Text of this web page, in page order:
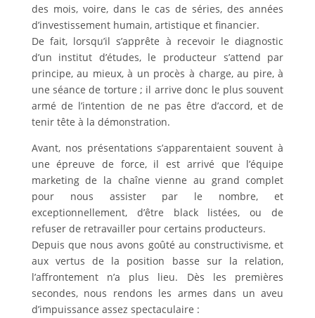
des mois, voire, dans le cas de séries, des années
d’investissement humain, artistique et financier.
De fait, lorsqu’il s’apprête à recevoir le diagnostic
d’un institut d’études, le producteur s’attend par
principe, au mieux, à un procès à charge, au pire, à
une séance de torture ; il arrive donc le plus souvent
armé de l’intention de ne pas être d’accord, et de
tenir tête à la démonstration.
Avant, nos présentations s’apparentaient souvent à
une épreuve de force, il est arrivé que l’équipe
marketing de la chaîne vienne au grand complet
pour nous assister par le nombre, et
exceptionnellement, d’être black listées, ou de
refuser de retravailler pour certains producteurs.
Depuis que nous avons goûté au constructivisme, et
aux vertus de la position basse sur la relation,
l’affrontement n’a plus lieu. Dès les premières
secondes, nous rendons les armes dans un aveu
d’impuissance assez spectaculaire :